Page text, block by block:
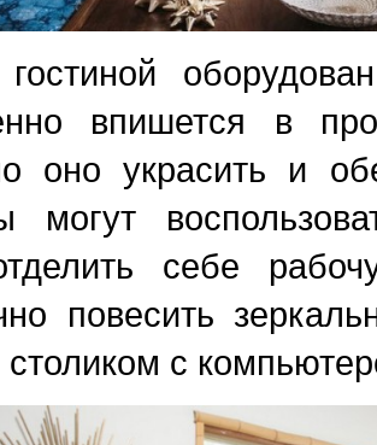
впишется в
оно украсить и
могут
себе
повесить
с